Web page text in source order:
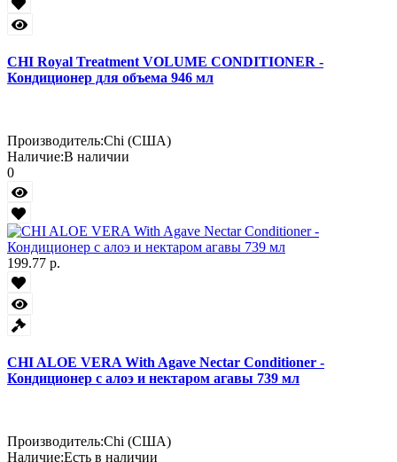
CHI Royal Treatment VOLUME CONDITIONER -
Кондиционер для объема 946 мл
Производитель:Chi (США)
Наличие:В наличии
0
199.77 р.
CHI ALOE VERA With Agave Nectar Conditioner -
Кондиционер с алоэ и нектаром агавы 739 мл
Производитель:Chi (США)
Наличие:Есть в наличии